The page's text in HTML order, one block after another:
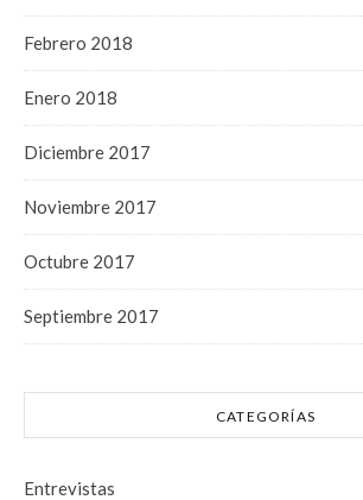
Febrero 2018
Enero 2018
Diciembre 2017
Noviembre 2017
Octubre 2017
Septiembre 2017
CATEGORÍAS
Entrevistas